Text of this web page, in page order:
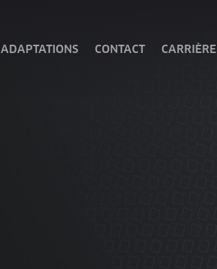
ADAPTATIONS CONTACT CARRIÈRE